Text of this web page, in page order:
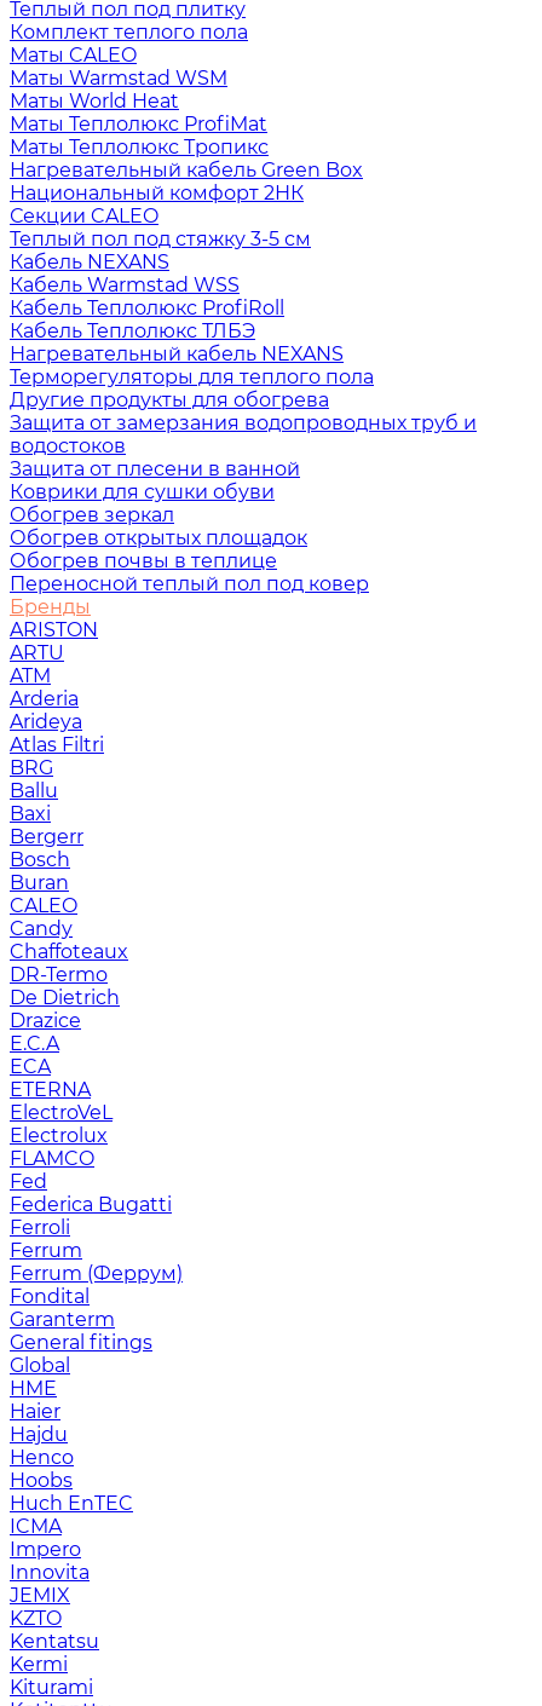
Теплый пол под плитку
Комплект теплого пола
Маты CALEO
Маты Warmstad WSM
Маты World Heat
Маты Теплолюкс ProfiMat
Маты Теплолюкс Тропикс
Нагревательный кабель Green Box
Национальный комфорт 2НК
Секции CALEO
Теплый пол под стяжку 3-5 см
Кабель NEXANS
Кабель Warmstad WSS
Кабель Теплолюкс ProfiRoll
Кабель Теплолюкс ТЛБЭ
Нагревательный кабель NEXANS
Терморегуляторы для теплого пола
Другие продукты для обогрева
Защита от замерзания водопроводных труб и
водостоков
Защита от плесени в ванной
Коврики для сушки обуви
Обогрев зеркал
Обогрев открытых площадок
Обогрев почвы в теплице
Переносной теплый пол под ковер
Бренды
ARISTON
ARTU
ATM
Arderia
Arideya
Atlas Filtri
BRG
Ballu
Baxi
Bergerr
Bosch
Buran
CALEO
Candy
Chaffoteaux
DR-Termo
De Dietrich
Drazice
E.C.A
ECA
ETERNA
ElectroVeL
Electrolux
FLAMCO
Fed
Federica Bugatti
Ferroli
Ferrum
Ferrum (Феррум)
Fondital
Garanterm
General fitings
Global
HME
Haier
Hajdu
Henco
Hoobs
Huch EnTEC
ICMA
Impero
Innovita
JEMIX
KZTO
Kentatsu
Kermi
Kiturami